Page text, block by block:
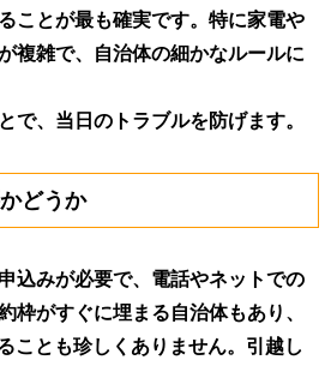
ことが最も確実です。特に家電や
複雑で、自治体の細かなルールに
で、当日のトラブルを防げます。
どうか
込みが必要で、電話やネットでの
枠がすぐに埋まる自治体もあり、
ことも珍しくありません。引越し